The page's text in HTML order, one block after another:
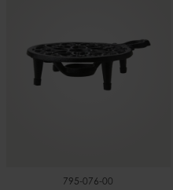
795-076-00